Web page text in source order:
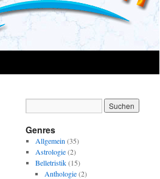
Genres
Allgemein (35)
Astrologie(2)
Belletristik(15)
Anthologie(2)